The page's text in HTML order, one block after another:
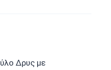
Δρυς με